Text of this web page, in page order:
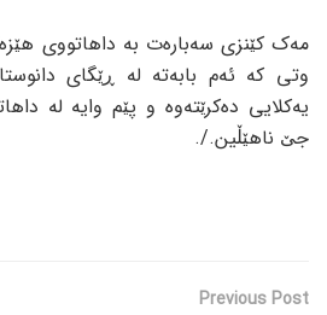
مەک کێنزی سەبارەت بە داهاتووی
وتی کە ئەم بابەتە لە ڕێگای
یەکلایی دەکرێتەوە و پێم وایە لە
جێ ناهێڵین./.
Previous Post